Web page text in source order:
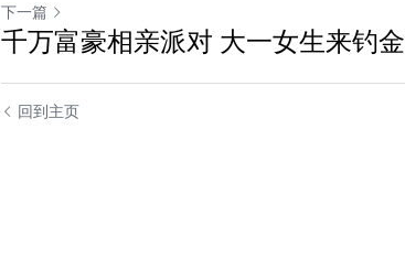
下一篇
千万富豪相亲派对 大一女生来钓
回到主页